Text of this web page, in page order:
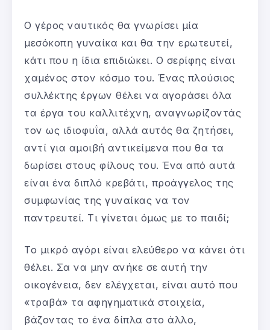
Ο γέρος ναυτικός θα γνωρίσει μία
μεσόκοπη γυναίκα και θα την ερωτευτεί,
κάτι που η ίδια επιδιώκει. Ο σερίφης είναι
χαμένος στον κόσμο του. Ένας πλούσιος
συλλέκτης έργων θέλει να αγοράσει όλα
τα έργα του καλλιτέχνη, αναγνωρίζοντάς
τον ως ιδιοφυΐα, αλλά αυτός θα ζητήσει,
αντί για αμοιβή αντικείμενα που θα τα
δωρίσει στους φίλους του. Ένα από αυτά
είναι ένα διπλό κρεβάτι, προάγγελος της
συμφωνίας της γυναίκας να τον
παντρευτεί. Τι γίνεται όμως με το παιδί;
Το μικρό αγόρι είναι ελεύθερο να κάνει ότι
θέλει. Σα να μην ανήκε σε αυτή την
οικογένεια, δεν ελέγχεται, είναι αυτό που
«τραβά» τα αφηγηματικά στοιχεία,
βάζοντας το ένα δίπλα στο άλλο,